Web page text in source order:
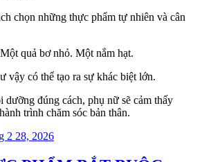
chọn những thực phẩm tự nhiên và cân
quả bơ nhỏ. Một nắm hạt.
vậy có thể tạo ra sự khác biệt lớn.
đúng cách, phụ nữ sẽ cảm thấy
trình chăm sóc bản thân.
2 28, 2026